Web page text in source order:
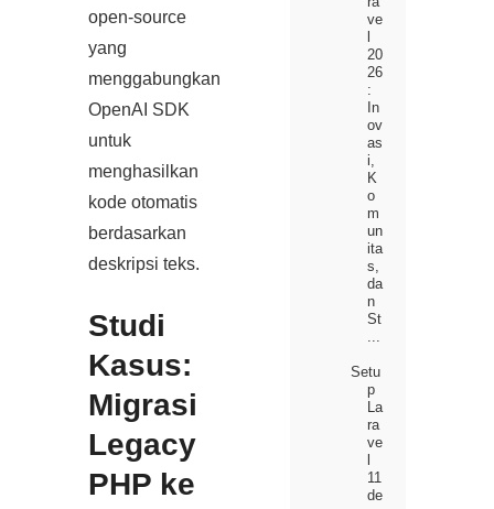
open‑source
yang
menggabungkan
OpenAI SDK
untuk
menghasilkan
kode otomatis
berdasarkan
deskripsi teks.
Studi
Kasus:
Migrasi
Legacy
PHP ke
ve
20
26
:
In
ov
as
i,
K
o
m
un
ita
s,
da
n
St
...
Setu
p
La
ra
ve
11
de